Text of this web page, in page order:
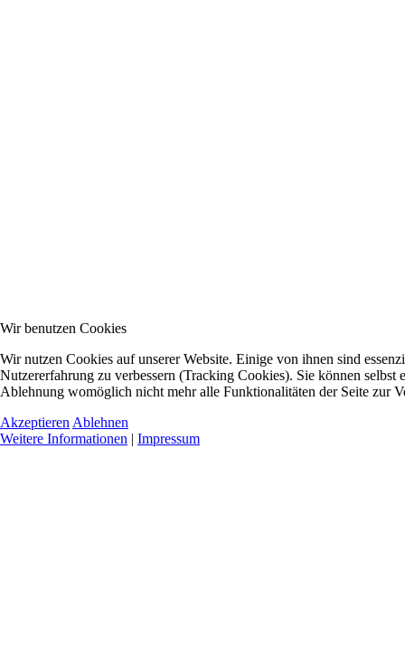
Wir benutzen Cookies
Wir nutzen Cookies auf unserer Website. Einige von ihnen sind
Nutzererfahrung zu verbessern (Tracking Cookies). Sie können selbst
Ablehnung womöglich nicht mehr alle Funktionalitäten der Seite zur
Akzeptieren Ablehnen
Weitere Informationen | Impressum